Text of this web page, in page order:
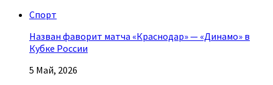
Спорт
Назван фаворит матча «Краснодар» — «Динамо» в
Кубке России
5 Май, 2026